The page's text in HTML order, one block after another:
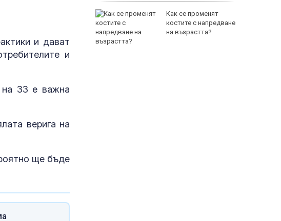
и дават
и
на 33 е важна
верига на
ще бъде
конструктивно
Как се променят
костите с напредване
на възрастта?